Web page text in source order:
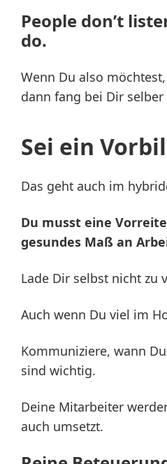
People don’t
do.
Wenn Du also
dann fang bei Dir selber
Sei ein
Das geht auch im
Du musst eine
gesundes Maß an
Lade Dir selbst nicht zu
Auch wenn Du viel im
Kommuniziere, wann
sind wichtig.
Deine Mitarbeiter
auch umsetzt.